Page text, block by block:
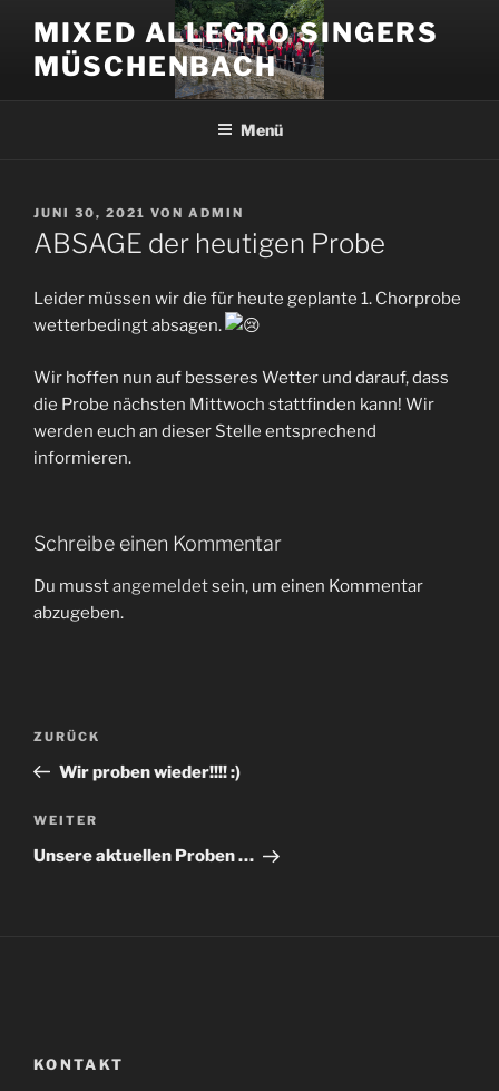
Inhalt
springen
MIXED ALLEGRO SINGERS
MÜSCHENBACH
Menü
VERÖFFENTLICHT
AM
JUNI 30, 2021 VON ADMIN
ABSAGE der heutigen Probe
Leider müssen wir die für heute geplante 1. Chorprobe
wetterbedingt absagen.
Wir hoffen nun auf besseres Wetter und darauf, dass
die Probe nächsten Mittwoch stattfinden kann! Wir
werden euch an dieser Stelle entsprechend
informieren.
Schreibe einen Kommentar
Du musstangemeldetsein, um einen Kommentar
abzugeben.
Beitragsnavigation
Vorheriger
Beitrag
ZURÜCK
Wir proben wieder!!!! :)
Nächster
Beitrag
WEITER
Unsere aktuellen Proben …
KONTAKT